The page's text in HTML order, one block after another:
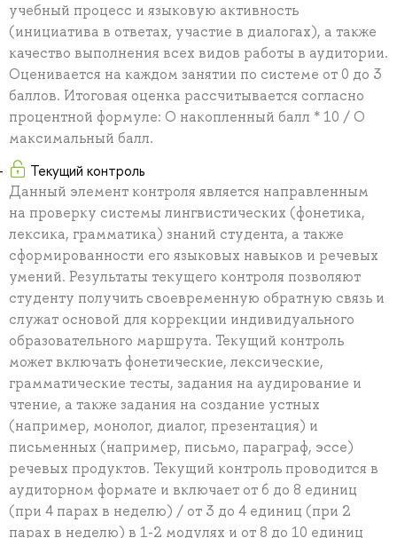
учебный процесс и языковую активность
(инициатива в ответах, участие в диалогах), а также
качество выполнения всех видов работы в аудитории.
Оценивается на каждом занятии по системе от 0 до 3
баллов. Итоговая оценка рассчитывается согласно
процентной формуле: О накопленный балл * 10 / О
максимальный балл.
Текущий контроль
Данный элемент контроля является направленным
на проверку системы лингвистических (фонетика,
лексика, грамматика) знаний студента, а также
сформированности его языковых навыков и речевых
умений. Результаты текущего контроля позволяют
студенту получить своевременную обратную связь и
служат основой для коррекции индивидуального
образовательного маршрута. Текущий контроль
может включать фонетические, лексические,
грамматические тесты, задания на аудирование и
чтение, а также задания на создание устных
(например, монолог, диалог, презентация) и
письменных (например, письмо, параграф, эссе)
речевых продуктов. Текущий контроль проводится в
аудиторном формате и включает от 6 до 8 единиц
(при 4 парах в неделю) / от 3 до 4 единиц (при 2
парах в неделю) в 1-2 модулях и от 8 до 10 единиц